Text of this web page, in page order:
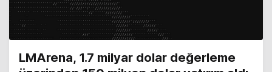
LMArena, 1.7 milyar dolar değerleme